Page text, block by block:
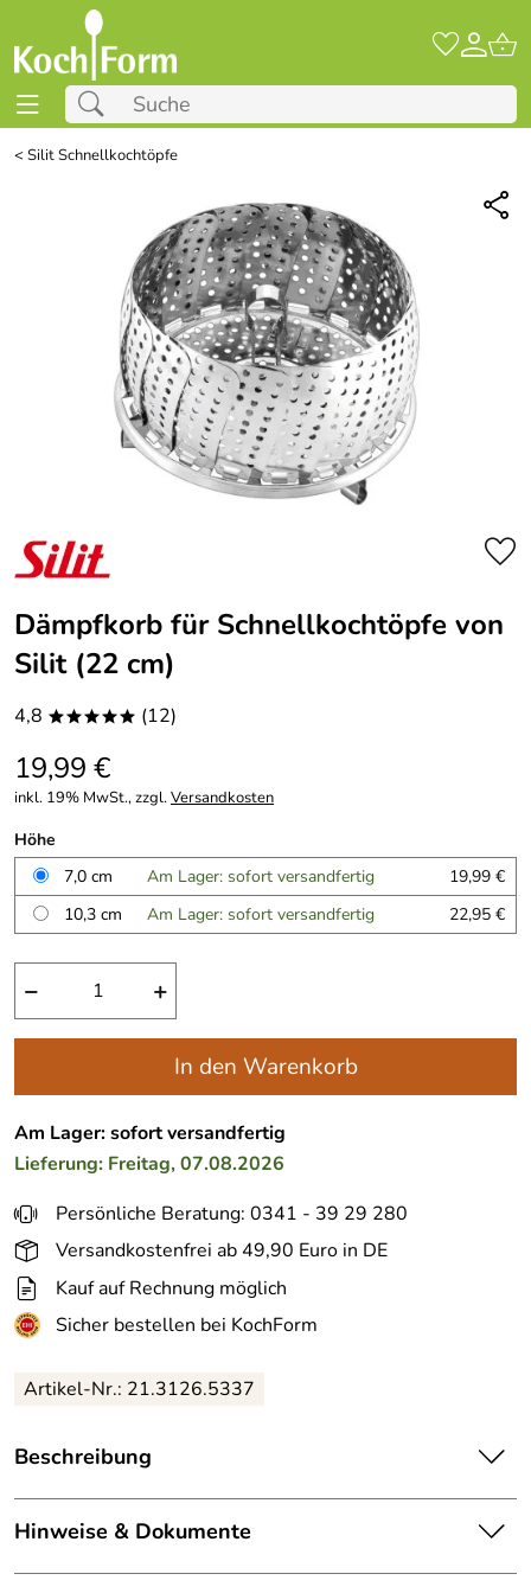
<Silit Schnellkochtöpfe
Dämpfkorb für Schnellkochtöpfe von
Silit (22 cm)
4,8 ***** (12)
19,99 €
inkl. 19% MwSt., zzgl.Versandkosten
Höhe
7,0 cm
Am Lager: sofort versandfertig
19,99 €
10,3 cm
Am Lager: sofort versandfertig 22,95 €
− +
In den Warenkorb
Am Lager: sofort versandfertig
Lieferung: Freitag, 07.08.2026
Persönliche Beratung: 0341 - 39 29 280
Versandkostenfrei ab 49,90 Euro in DE
Kauf auf Rechnung möglich
Sicher bestellen bei KochForm
Artikel-Nr.: 21.3126.5337
Beschreibung
Dämpfkorb für Schnellkochtöpfe vonSilit, faltbar. Zum
Punktgenauen Garen und Abseihen für alle Silit Sicomatic
Die Speisen liegen nicht direkt im Wasser, das die Füße
Hinweise & Dokumente
Wenn Sie mehr über die Sicomatic Schnellkochtöpfe